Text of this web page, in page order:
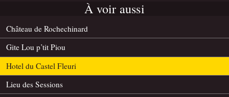
À voir aussi
Château de Rochechinard
Gite Lou p’tit Piou
Hotel du Castel Fleuri
Lieu des Sessions